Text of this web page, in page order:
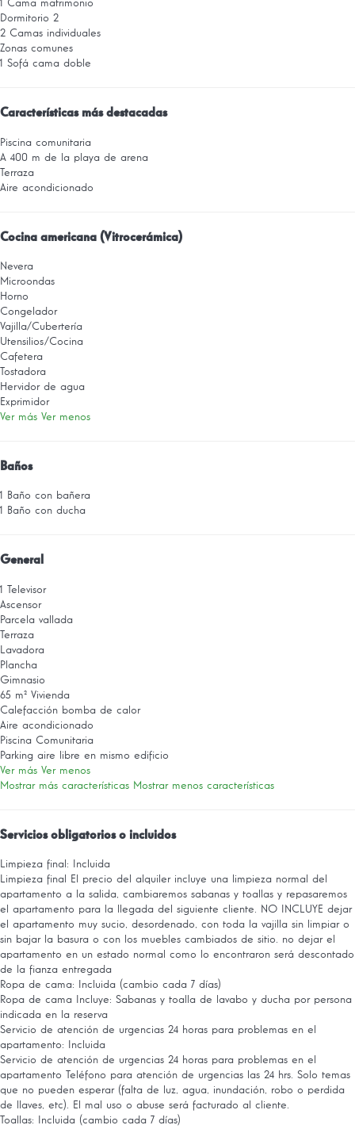
1 Cama matrimonio
Dormitorio 2
2 Camas individuales
Zonas comunes
1 Sofá cama doble
Características más destacadas
Piscina comunitaria
A 400 m de la playa de arena
Terraza
Aire acondicionado
Cocina americana (Vitrocerámica)
Nevera
Microondas
Horno
Congelador
Vajilla/Cubertería
Utensilios/Cocina
Cafetera
Tostadora
Hervidor de agua
Exprimidor
Ver más Ver menos
Baños
1 Baño con bañera
1 Baño con ducha
General
1 Televisor
Ascensor
Parcela vallada
Terraza
Lavadora
Plancha
Gimnasio
65 m² Vivienda
Calefacción bomba de calor
Aire acondicionado
Piscina Comunitaria
Parking aire libre en mismo edificio
Ver más Ver menos
Mostrar más características Mostrar menos características
Servicios obligatorios o incluidos
Limpieza final: Incluida
Limpieza final
El precio del alquiler incluye una limpieza normal del
apartamento a la salida, cambiaremos sabanas y toallas y repasaremos
el apartamento para la llegada del siguiente cliente. NO INCLUYE dejar
el apartamento muy sucio, desordenado, con toda la vajilla sin limpiar o
sin bajar la basura o con los muebles cambiados de sitio. no dejar el
apartamento en un estado normal como lo encontraron será descontado
de la fianza entregada
Ropa de cama: Incluida (cambio cada 7 días)
Ropa de cama
Incluye: Sabanas y toalla de lavabo y ducha por persona
indicada en la reserva
Servicio de atención de urgencias 24 horas para problemas en el
apartamento: Incluida
Servicio de atención de urgencias 24 horas para problemas en el
apartamento
Teléfono para atención de urgencias las 24 hrs. Solo temas
que no pueden esperar (falta de luz, agua, inundación, robo o perdida
de llaves, etc). El mal uso o abuse será facturado al cliente.
Toallas: Incluida (cambio cada 7 días)